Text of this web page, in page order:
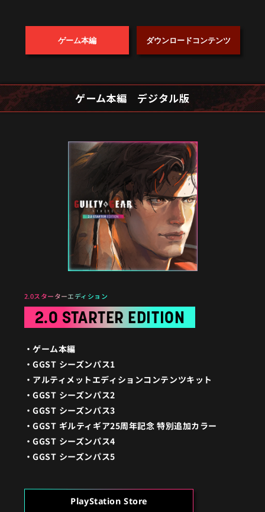
ゲーム本編 ダウンロードコンテンツ
ゲーム本編 デジタル版
2.0スターターエディション
2.0 STARTER EDITION
ゲーム本編
GGST シーズンパス1
アルティメットエディションコンテンツキット
GGST シーズンパス2
GGST シーズンパス3
GGST ギルティギア25周年記念 特別追加カラー
GGST シーズンパス4
GGST シーズンパス5
PlayStation Store